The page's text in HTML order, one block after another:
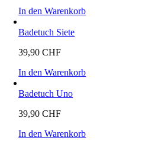
In den Warenkorb
Badetuch Siete
39,90CHF
In den Warenkorb
Badetuch Uno
39,90CHF
In den Warenkorb